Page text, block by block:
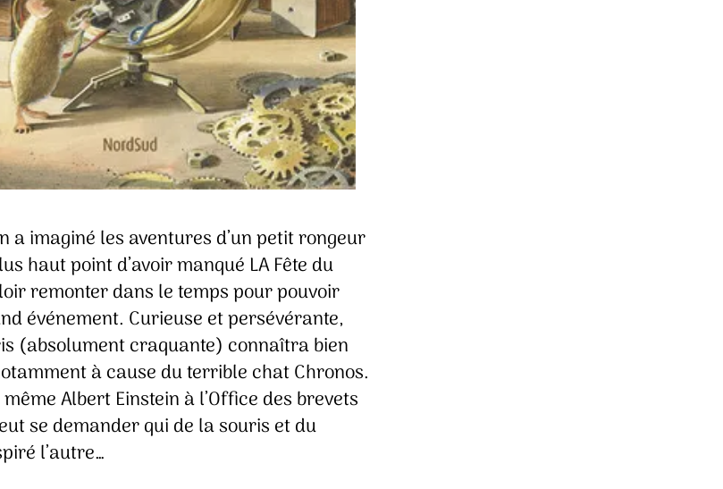
a imaginé les aventures d’un petit rongeur
haut point d’avoir manqué LA Fête du
remonter dans le temps pour pouvoir
événement. Curieuse et persévérante,
(absolument craquante) connaîtra bien
à cause du terrible chat Chronos.
Albert Einstein à l’Office des brevets
se demander qui de la souris et du
l’autre…